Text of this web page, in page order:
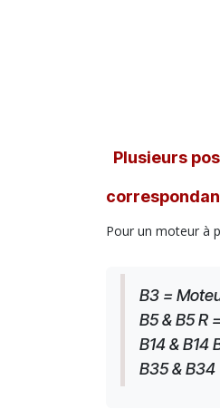
Plusieurs
Pour un moteur à
B3 =
B5 & B5 R
B14 & B14
B35 &